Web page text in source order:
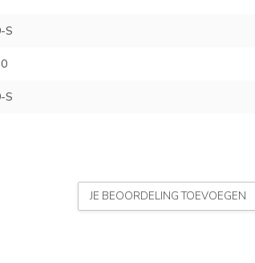
S
S
JE BEOORDELING TOEVOEGEN